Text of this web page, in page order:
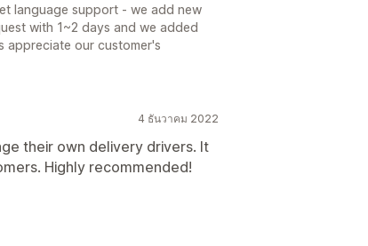
language support - we add new
with 1~2 days and we added
appreciate our customer's
4 ธันวาคม 2022
their own delivery drivers. It
Highly recommended!